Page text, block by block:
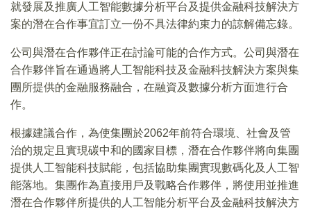
就發展及推廣人工智能數據分析平台及提供金融科技解決方
案的潛在合作事宜訂立一份不具法律約束力的諒解備忘錄。
公司與潛在合作夥伴正在討論可能的合作方式。公司與潛在
合作夥伴旨在通過將人工智能科技及金融科技解決方案與集
團所提供的金融服務融合，在融資及數據分析方面進行合
作。
根據建議合作，為使集團於2062年前符合環境、社會及管
治的規定且實現碳中和的國家目標，潛在合作夥伴將向集團
提供人工智能科技賦能，包括協助集團實現數碼化及人工智
能落地。集團作為直接用戶及戰略合作夥伴，將使用並推進
潛在合作夥伴所提供的人工智能分析平台及金融科技解決方